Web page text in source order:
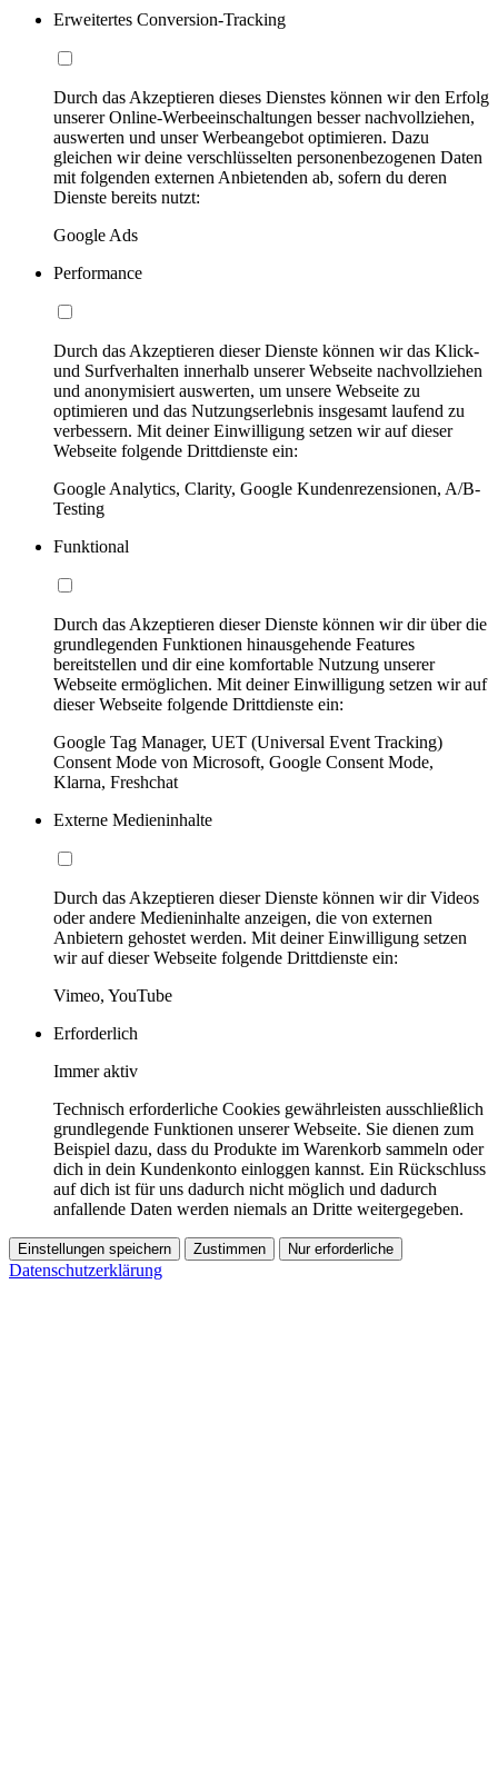
Erweitertes Conversion-Tracking
Durch das Akzeptieren dieses Dienstes können wir den Erfolg
unserer Online-Werbeeinschaltungen besser nachvollziehen,
auswerten und unser Werbeangebot optimieren. Dazu
gleichen wir deine verschlüsselten personenbezogenen Daten
mit folgenden externen Anbietenden ab, sofern du deren
Dienste bereits nutzt:
Google Ads
Performance
Durch das Akzeptieren dieser Dienste können wir das Klick-
und Surfverhalten innerhalb unserer Webseite nachvollziehen
und anonymisiert auswerten, um unsere Webseite zu
optimieren und das Nutzungserlebnis insgesamt laufend zu
verbessern. Mit deiner Einwilligung setzen wir auf dieser
Webseite folgende Drittdienste ein:
Google Analytics, Clarity, Google Kundenrezensionen, A/B-
Testing
Funktional
Durch das Akzeptieren dieser Dienste können wir dir über die
grundlegenden Funktionen hinausgehende Features
bereitstellen und dir eine komfortable Nutzung unserer
Webseite ermöglichen. Mit deiner Einwilligung setzen wir auf
dieser Webseite folgende Drittdienste ein:
Google Tag Manager, UET (Universal Event Tracking)
Consent Mode von Microsoft, Google Consent Mode,
Klarna, Freshchat
Externe Medieninhalte
Durch das Akzeptieren dieser Dienste können wir dir Videos
oder andere Medieninhalte anzeigen, die von externen
Anbietern gehostet werden. Mit deiner Einwilligung setzen
wir auf dieser Webseite folgende Drittdienste ein:
Vimeo, YouTube
Erforderlich
Immer aktiv
Technisch erforderliche Cookies gewährleisten ausschließlich
grundlegende Funktionen unserer Webseite. Sie dienen zum
Beispiel dazu, dass du Produkte im Warenkorb sammeln oder
dich in dein Kundenkonto einloggen kannst. Ein Rückschluss
auf dich ist für uns dadurch nicht möglich und dadurch
anfallende Daten werden niemals an Dritte weitergegeben.
Einstellungen speichern Zustimmen Nur erforderliche
Datenschutzerklärung